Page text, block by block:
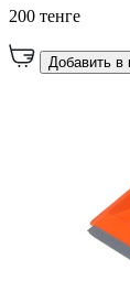
200 тенге
Добавить в